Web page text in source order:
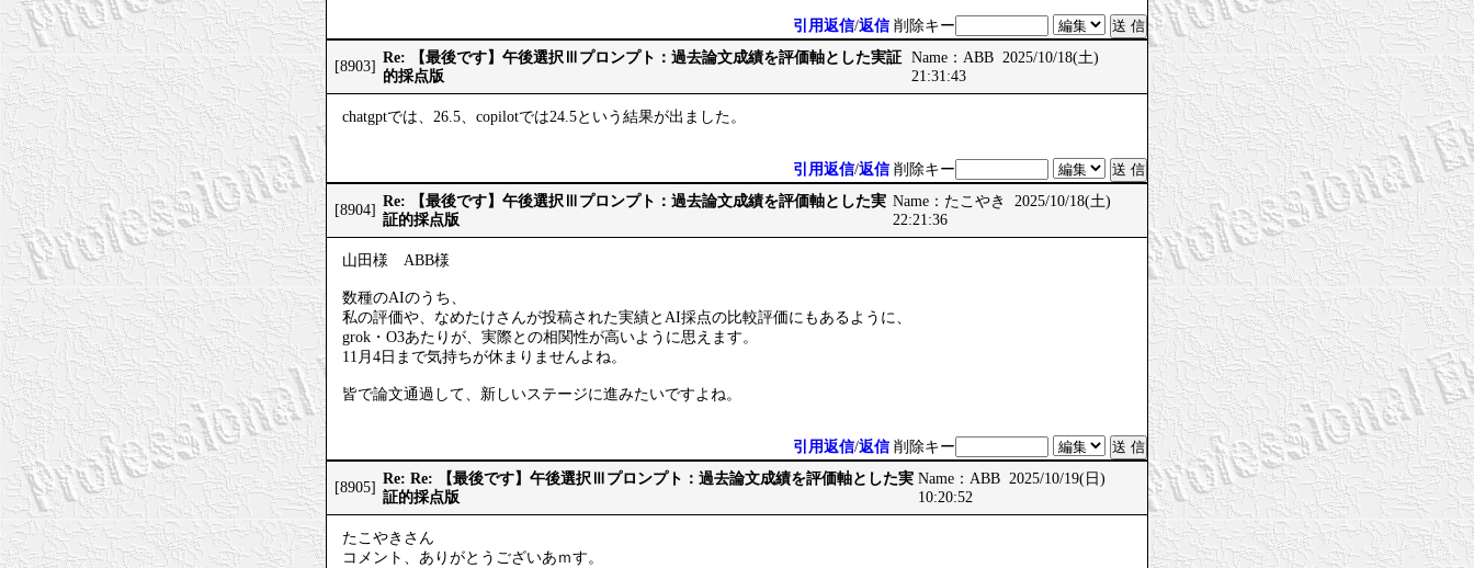
引用返信/返信 削除キー
[8903]
Re: 【最後です】午後選択Ⅲプロンプト：過去論文成績を評価軸とした実証
的採点版
Name：ABB 2025/10/18(土)
21:31:43
chatgptでは、26.5、copilotでは24.5という結果が出ました。
引用返信/返信 削除キー
[8904]
Re: 【最後です】午後選択Ⅲプロンプト：過去論文成績を評価軸とした実
証的採点版
Name：たこやき 2025/10/18(土)
22:21:36
山田様 ABB様
数種のAIのうち、
私の評価や、なめたけさんが投稿された実績とAI採点の比較評価にもあるように、
grok・O3あたりが、実際との相関性が高いように思えます。
11月4日まで気持ちが休まりませんよね。
皆で論文通過して、新しいステージに進みたいですよね。
引用返信/返信 削除キー
[8905]
Re: Re: 【最後です】午後選択Ⅲプロンプト：過去論文成績を評価軸とした実
証的採点版
Name：ABB 2025/10/19(日)
10:20:52
たこやきさん
コメント、ありがとうございあｍす。